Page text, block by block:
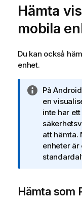
c
k
n
n
m
t
i
p
s
Hämta
mobila
Du kan också
enhet.
A
n
t
e
c
k
n
g
På
en
inte har
att hämta.
enheter är
Hämta som